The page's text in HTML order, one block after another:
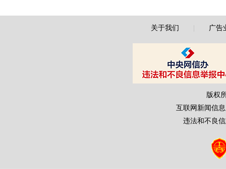
关于我们 广告
版权
互联网新闻信
违法和不良信